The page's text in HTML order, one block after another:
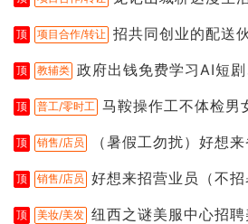
顶 项目合作/转让 招共同创业的配送
顶 教辅类 政府出钱免费学习AI短
顶 普工/零时工 马鞍操作工不体检男
顶 销售/店员
（暑假工勿扰）好想
顶 销售/店员 好想来招营业员（不招
顶 美妆/美发 纽西之谜美服中心招